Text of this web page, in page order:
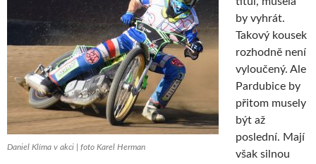
Daniel Klíma v akci | foto Karel Herman
by vyhrát.
Takový kousek
rozhodně není
vyloučený. Ale
Pardubice by
přitom musely
být až
poslední. Mají
však silnou